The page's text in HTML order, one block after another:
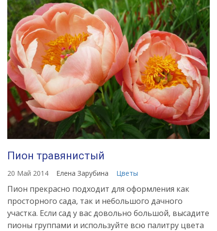
Пион травянистый
20 Май 2014 Елена Зарубина Цветы
Пион прекрасно подходит для оформления как
просторного сада, так и небольшого дачного
участка. Если сад у вас довольно большой, высадите
пионы группами и используйте всю палитру цвета